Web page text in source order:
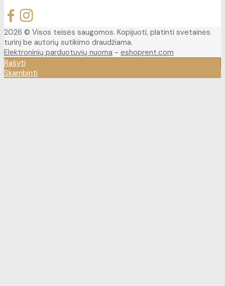
2026 © Visos teisės saugomos. Kopijuoti, platinti svetainės
turinį be autorių sutikimo draudžiama.
Elektroninių parduotuvių nuoma - eshoprent.com
Rašyti
Skambinti